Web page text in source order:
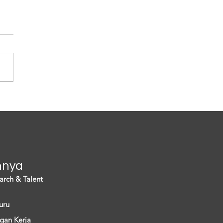
persoalan
& Talent
Kerja